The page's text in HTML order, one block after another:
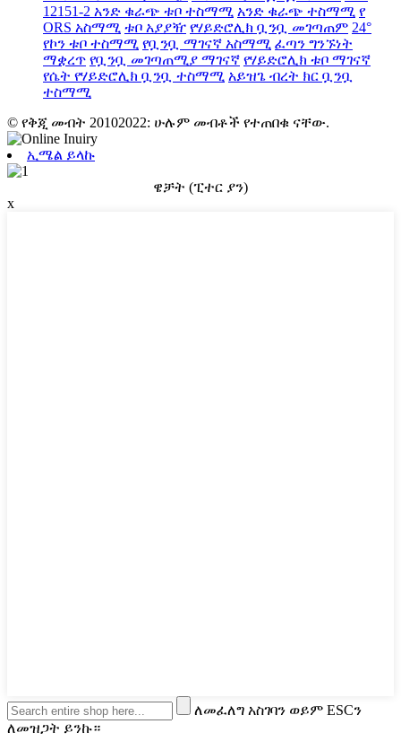
12151-2 አንድ ቁራጭ ቱቦ ተስማሚ አንድ ቁራጭ ተስማሚ የ
ORS አስማሚ ቱቦ አያያዥ የሃይድሮሊክ ቧንቧ መገጣጠም 24°
የኮን ቱቦ ተስማሚ የቧንቧ ማገናኛ አስማሚ ፈጣን ግንኙነት
ማቋረጥ የቧንቧ መገጣጠሚያ ማገናኛ የሃይድሮሊክ ቱቦ ማገናኛ
የሴት የሃይድሮሊክ ቧንቧ ተስማሚ አይዝጌ ብረት ክር ቧንቧ
ተስማሚ
© የቅጂ መብት 20102022: ሁሉም መብቶች የተጠበቁ ናቸው.
ኢሜል ይላኩ
ዌቻት (ፒተር ያን)
x
ለመፈለግ አስገባን ወይም ESCን
ለመዝጋት ይንኩ።